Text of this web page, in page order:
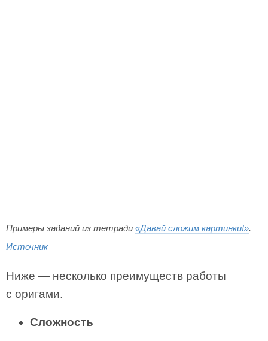
Примеры заданий из тетради «Давай сложим картинки!».
Источник
Ниже — несколько преимуществ работы
с оригами.
Сложность